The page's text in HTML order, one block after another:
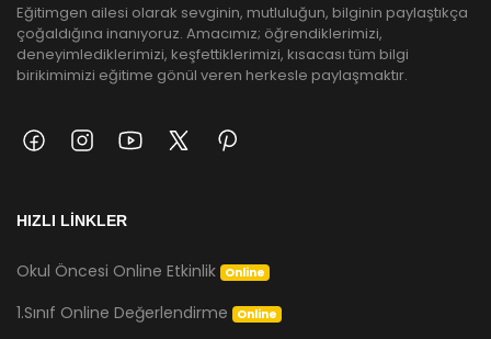
Eğitimgen ailesi olarak sevginin, mutluluğun, bilginin paylaştıkça
çoğaldığına inanıyoruz. Amacımız; öğrendiklerimizi,
deneyimlediklerimizi, keşfettiklerimizi, kısacası tüm bilgi
birikimimizi eğitime gönül veren herkesle paylaşmaktır.
HIZLI LİNKLER
Okul Öncesi Online Etkinlik Online
1.Sınıf Online Değerlendirme Online